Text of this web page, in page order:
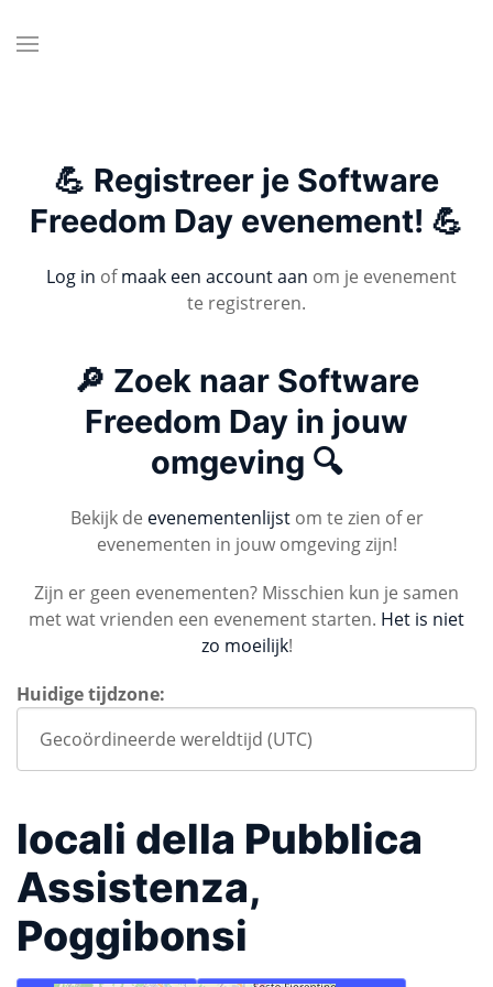
💪 Registreer je Software
Freedom Day evenement! 💪
Log in ofmaak een account aan om je evenement
te registreren.
🔎 Zoek naar Software
Freedom Day in jouw
omgeving 🔍
Bekijk de evenementenlijstom te zien of er
evenementen in jouw omgeving zijn!
Zijn er geen evenementen? Misschien kun je samen
met wat vrienden een evenement starten. Het is niet
zo moeilijk!
Huidige tijdzone:
locali della Pubblica
Assistenza,
Poggibonsi